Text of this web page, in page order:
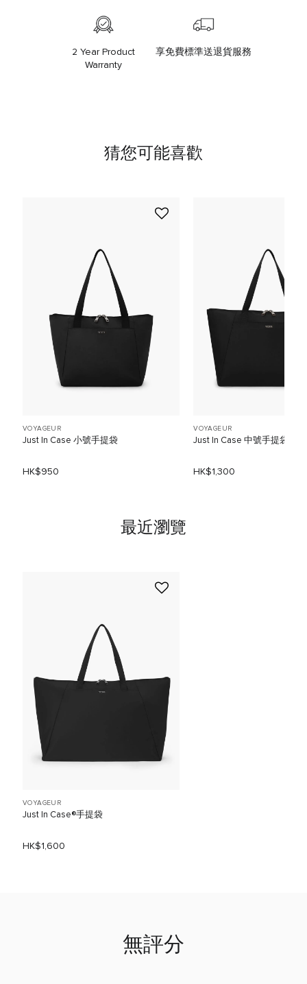
2 Year Product
Warranty
享免費標準送退貨服務
猜您可能喜歡
VOYAGEUR
Just In Case 小號手提袋
HK$950
VOYAGEUR
Just In Case 中號手提袋
HK$1,300
最近瀏覽
VOYAGEUR
Just In Case®手提袋
HK$1,600
無評分